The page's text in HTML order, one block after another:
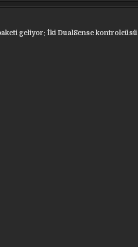
geliyor: İki DualSense kontrolcüsü